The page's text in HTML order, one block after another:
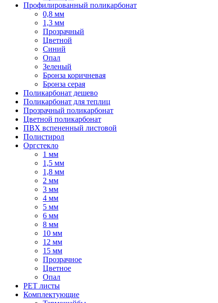
Профилированный поликарбонат
0,8 мм
1,3 мм
Прозрачный
Цветной
Синий
Опал
Зеленый
Бронза коричневая
Бронза серая
Поликарбонат дешево
Поликарбонат для теплиц
Прозрачный поликарбонат
Цветной поликарбонат
ПВХ вспененный листовой
Полистирол
Оргстекло
1 мм
1,5 мм
1,8 мм
2 мм
3 мм
4 мм
5 мм
6 мм
8 мм
10 мм
12 мм
15 мм
Прозрачное
Цветное
Опал
PET листы
Комплектующие